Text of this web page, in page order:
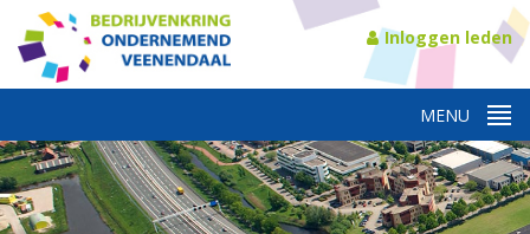
Inloggen leden